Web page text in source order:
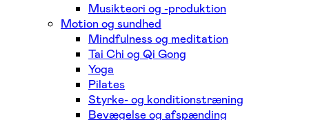
Musikteori og -produktion
Motion og sundhed
Mindfulness og meditation
Tai Chi og Qi Gong
Yoga
Pilates
Styrke- og konditionstræning
Bevægelse og afspænding